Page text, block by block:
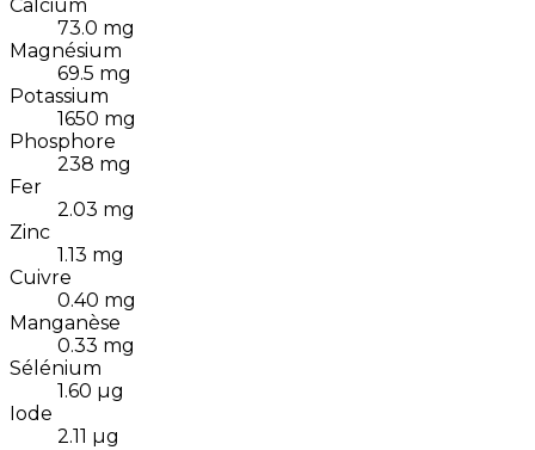
Calcium
73.0 mg
Magnésium
69.5 mg
Potassium
1650 mg
Phosphore
238 mg
Fer
2.03 mg
Zinc
1.13 mg
Cuivre
0.40 mg
Manganèse
0.33 mg
Sélénium
1.60 µg
Iode
2.11 µg